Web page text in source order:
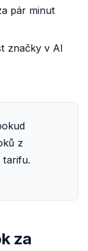
pár minut
značky v AI
z
tarifu.
za